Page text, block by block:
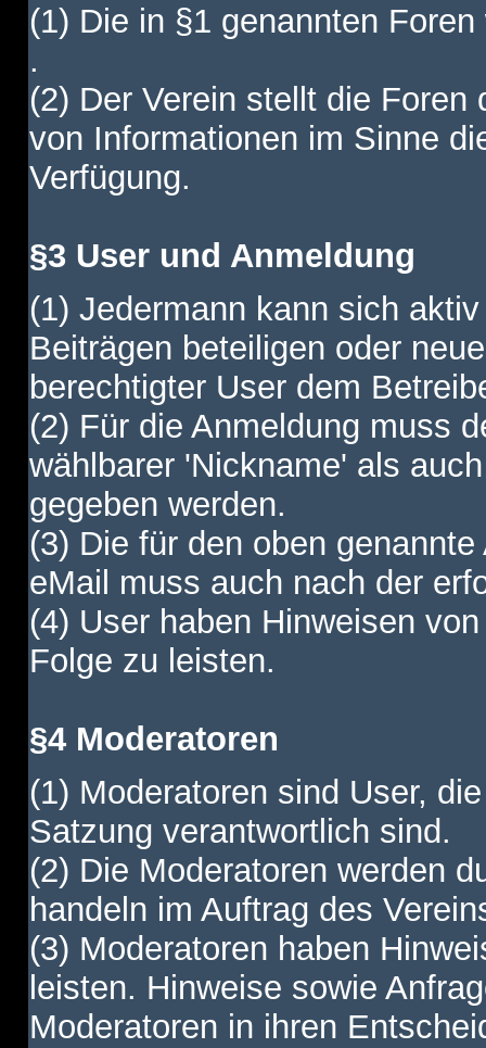
(1) Die in §1 genannten
.
(2) Der Verein stellt die
von Informationen im Sinne
Verfügung.
§3 User und Anmeldung
(1) Jedermann kann sich
Beiträgen beteiligen oder
berechtigter User dem
(2) Für die Anmeldung muss
wählbarer 'Nickname' als
gegeben werden.
(3) Die für den oben
eMail muss auch nach der
(4) User haben Hinweisen
Folge zu leisten.
§4 Moderatoren
(1) Moderatoren sind User,
Satzung verantwortlich sind.
(2) Die Moderatoren werden
handeln im Auftrag des
(3) Moderatoren haben
leisten. Hinweise sowie
Moderatoren in ihren